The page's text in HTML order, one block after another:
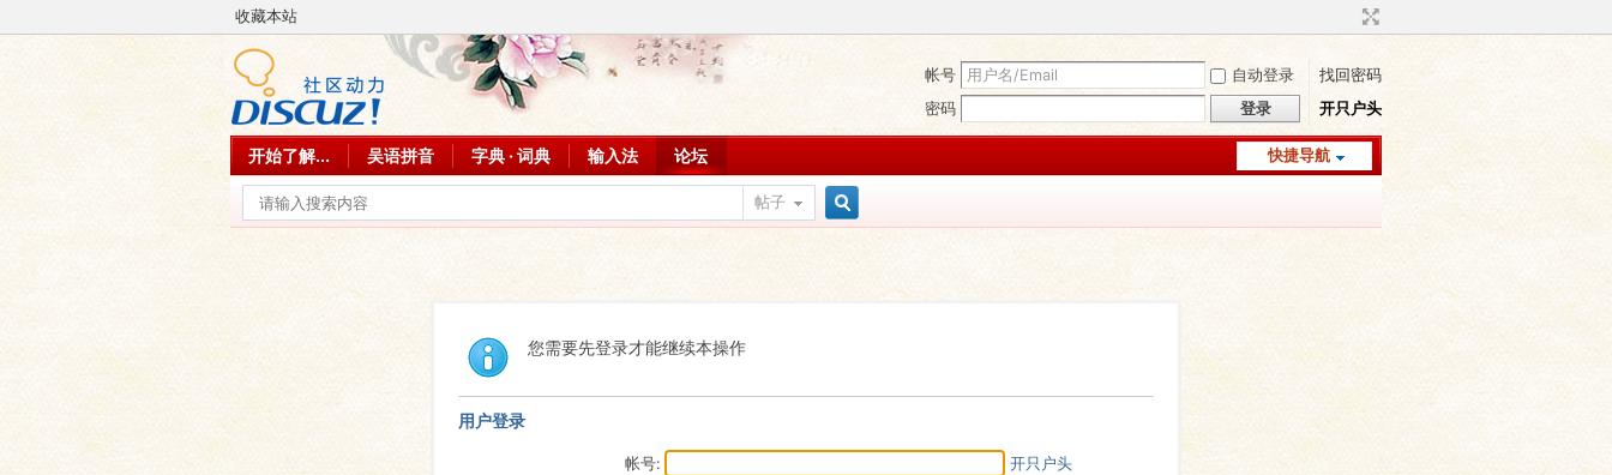
收藏本站
帐号 自动登录
找回密码
密码
登录 开只户头
快捷导航
开始了解... 吴语拼音 字典 · 词典 输入法 论坛
帖子
您需要先登录才能继续本操作
用户登录
帐号: 开只户头